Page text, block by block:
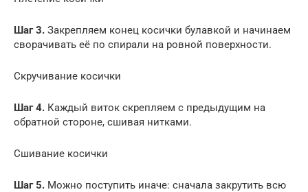
Шаг 3. Закрепляем конец косички булавкой и начинаем
сворачивать её по спирали на ровной поверхности.
Скручивание косички
Шаг 4. Каждый виток скрепляем с предыдущим на
обратной стороне, сшивая нитками.
Сшивание косички
Шаг 5. Можно поступить иначе: сначала закрутить всю